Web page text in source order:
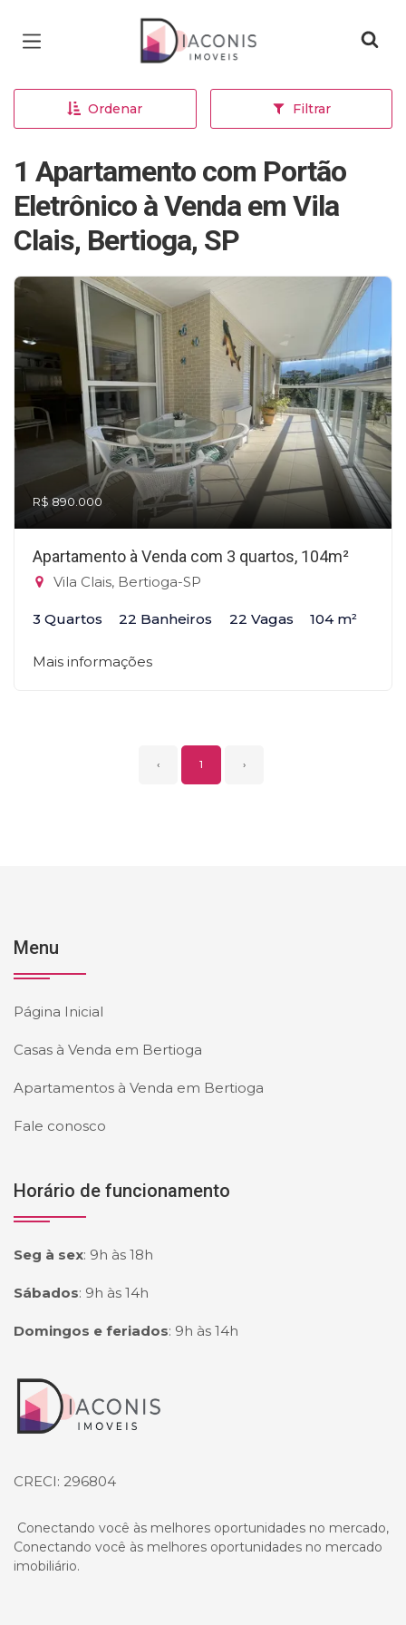
Página inicial
Ordenar Filtrar
1 Apartamento com Portão
Eletrônico à Venda em Vila
Clais, Bertioga, SP
R$ 890.000
Apartamento à Venda com 3 quartos, 104m²
Vila Clais, Bertioga-SP
3 Quartos 22 Banheiros 22 Vagas 104 m²
Mais informações
‹ 1 ›
Menu
Página Inicial
Casas à Venda em Bertioga
Apartamentos à Venda em Bertioga
Fale conosco
Horário de funcionamento
Seg à sex: 9h às 18h
Sábados: 9h às 14h
Domingos e feriados: 9h às 14h
Página inicial
CRECI: 296804
Conectando você às melhores oportunidades no mercado,
Conectando você às melhores oportunidades no mercado
imobiliário.